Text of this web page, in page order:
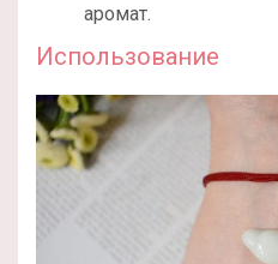
аромат.
Использование